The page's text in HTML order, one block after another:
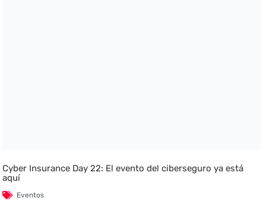
Cyber Insurance Day 22: El evento del ciberseguro ya está
aquí
Eventos